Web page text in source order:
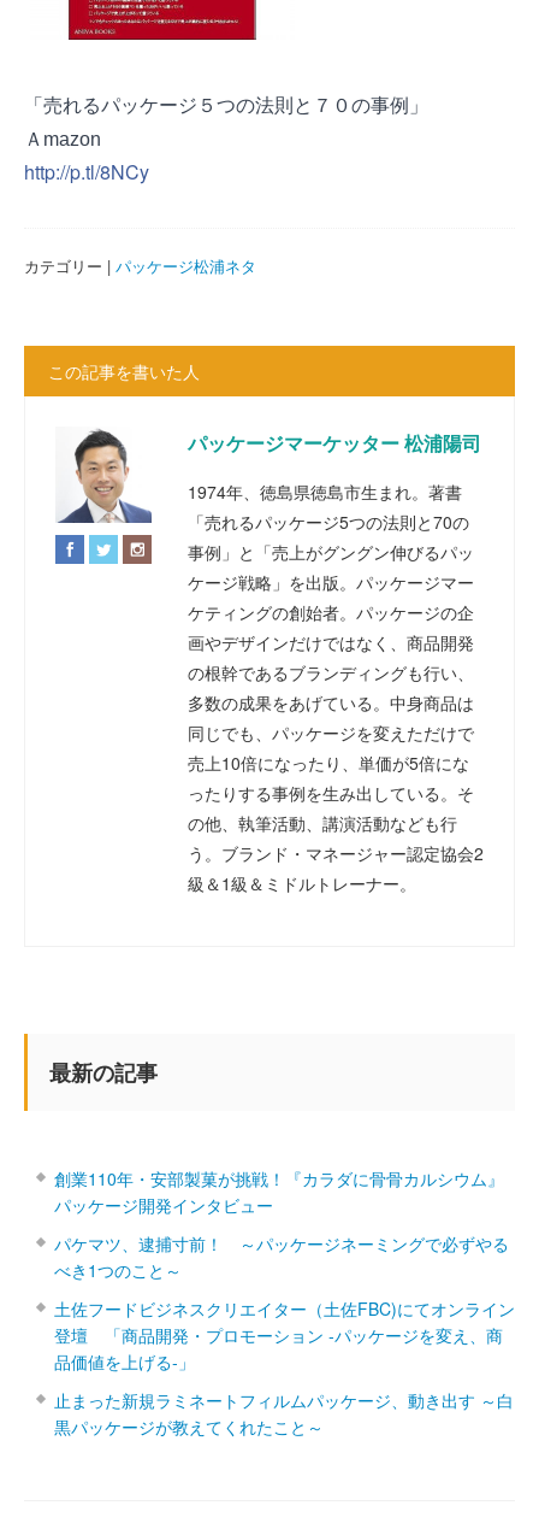
「売れるパッケージ５つの法則と７０の事例」
Ａmazon
http://p.tl/8NCy
カテゴリー | パッケージ松浦ネタ
この記事を書いた人
パッケージマーケッター 松浦陽司
1974年、徳島県徳島市生まれ。著書
「売れるパッケージ5つの法則と70の
事例」と「売上がグングン伸びるパッ
ケージ戦略」を出版。パッケージマー
ケティングの創始者。パッケージの企
画やデザインだけではなく、商品開発
の根幹であるブランディングも行い、
多数の成果をあげている。中身商品は
同じでも、パッケージを変えただけで
売上10倍になったり、単価が5倍にな
ったりする事例を生み出している。そ
の他、執筆活動、講演活動なども行
う。ブランド・マネージャー認定協会2
級＆1級＆ミドルトレーナー。
最新の記事
創業110年・安部製菓が挑戦！『カラダに骨骨カルシウム』
パッケージ開発インタビュー
パケマツ、逮捕寸前！ ～パッケージネーミングで必ずやる
べき1つのこと～
土佐フードビジネスクリエイター（土佐FBC)にてオンライン
登壇 「商品開発・プロモーション ‐パッケージを変え、商
品価値を上げる‐」
止まった新規ラミネートフィルムパッケージ、動き出す ～白
黒パッケージが教えてくれたこと～